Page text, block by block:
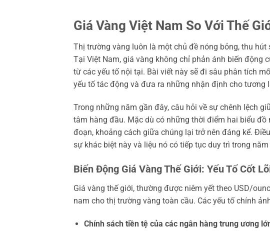
Giá Vàng Việt Nam So Với Thế
Thị trường vàng luôn là một chủ đề nóng bỏng, thu
Tại Việt Nam, giá vàng không chỉ phản ánh biến động
từ các yếu tố nội tại. Bài viết này sẽ đi sâu phân tích
yếu tố tác động và đưa ra những nhận định cho tương
Trong những năm gần đây, câu hỏi về sự chênh lệch
tâm hàng đầu. Mặc dù có những thời điểm hai biểu
đoạn, khoảng cách giữa chúng lại trở nên đáng kể.
sự khác biệt này và liệu nó có tiếp tục duy trì trong
Biến Động Giá Vàng Thế Giới: Yếu Tố Cốt
Giá vàng thế giới, thường được niêm yết theo USD/
nam cho thị trường vàng toàn cầu. Các yếu tố chính
Chính sách tiền tệ của các ngân hàng trung ương